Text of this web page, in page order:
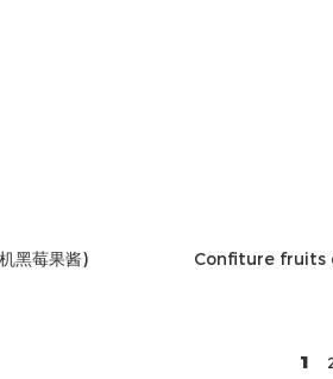
黑莓果酱)
Confiture fruits
1